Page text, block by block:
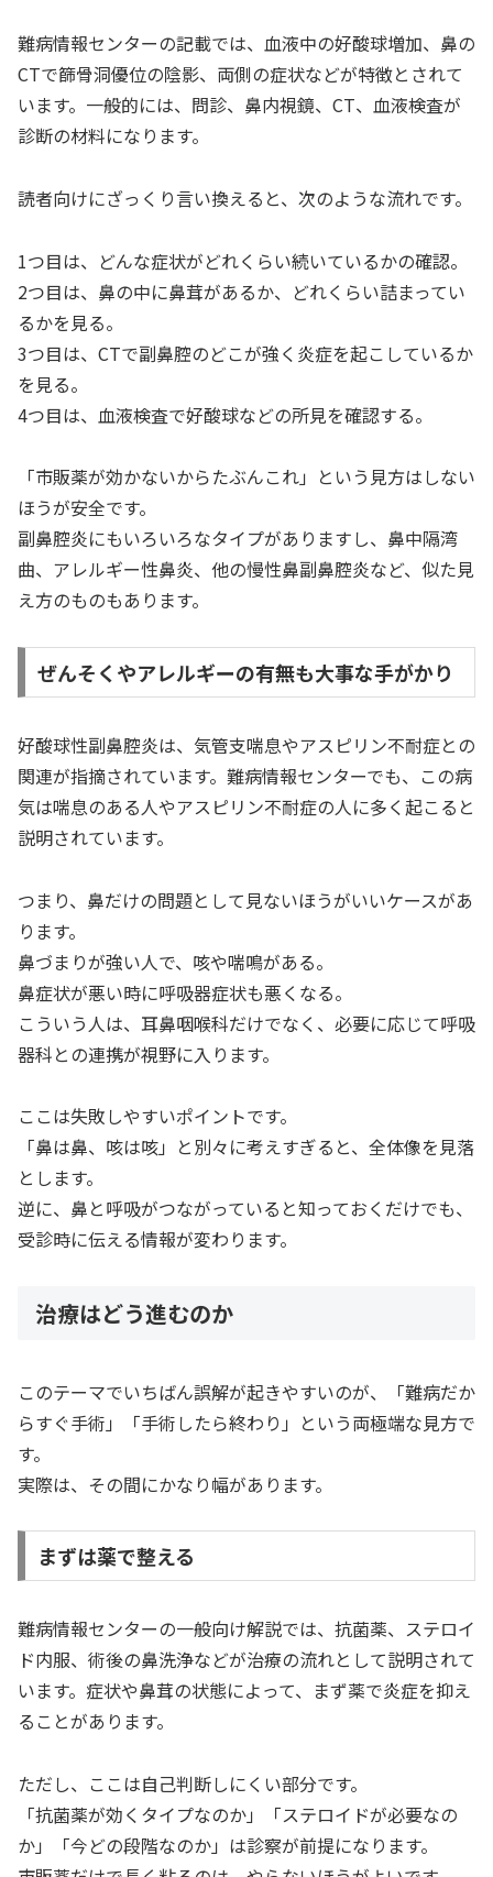
難病情報センターの記載では、血液中の好酸球増加、鼻の
CTで篩骨洞優位の陰影、両側の症状などが特徴とされて
います。一般的には、問診、鼻内視鏡、CT、血液検査が
診断の材料になります。
読者向けにざっくり言い換えると、次のような流れです。
1つ目は、どんな症状がどれくらい続いているかの確認。
2つ目は、鼻の中に鼻茸があるか、どれくらい詰まってい
るかを見る。
3つ目は、CTで副鼻腔のどこが強く炎症を起こしているか
を見る。
4つ目は、血液検査で好酸球などの所見を確認する。
「市販薬が効かないからたぶんこれ」という見方はしない
ほうが安全です。
副鼻腔炎にもいろいろなタイプがありますし、鼻中隔湾
曲、アレルギー性鼻炎、他の慢性鼻副鼻腔炎など、似た見
え方のものもあります。
ぜんそくやアレルギーの有無も大事な手がかり
好酸球性副鼻腔炎は、気管支喘息やアスピリン不耐症との
関連が指摘されています。難病情報センターでも、この病
気は喘息のある人やアスピリン不耐症の人に多く起こると
説明されています。
つまり、鼻だけの問題として見ないほうがいいケースがあ
ります。
鼻づまりが強い人で、咳や喘鳴がある。
鼻症状が悪い時に呼吸器症状も悪くなる。
こういう人は、耳鼻咽喉科だけでなく、必要に応じて呼吸
器科との連携が視野に入ります。
ここは失敗しやすいポイントです。
「鼻は鼻、咳は咳」と別々に考えすぎると、全体像を見落
とします。
逆に、鼻と呼吸がつながっていると知っておくだけでも、
受診時に伝える情報が変わります。
治療はどう進むのか
このテーマでいちばん誤解が起きやすいのが、「難病だか
らすぐ手術」「手術したら終わり」という両極端な見方で
す。
実際は、その間にかなり幅があります。
まずは薬で整える
難病情報センターの一般向け解説では、抗菌薬、ステロイ
ド内服、術後の鼻洗浄などが治療の流れとして説明されて
います。症状や鼻茸の状態によって、まず薬で炎症を抑え
ることがあります。
ただし、ここは自己判断しにくい部分です。
「抗菌薬が効くタイプなのか」「ステロイドが必要なの
か」「今どの段階なのか」は診察が前提になります。